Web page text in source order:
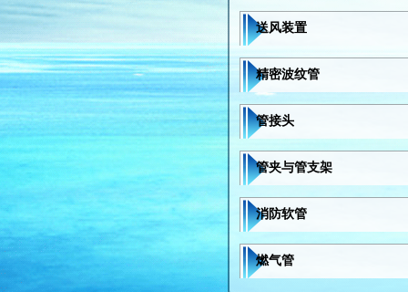
送风装置
精密波纹管
管接头
管夹与管支架
消防软管
燃气管